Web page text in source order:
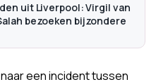
uit Liverpool: Virgil van
bezoeken bijzondere
een incident tussen